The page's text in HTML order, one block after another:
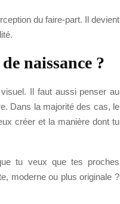
du faire-part. Il devient
naissance ?
Il faut aussi penser au
Dans la majorité des cas, le
créer et la manière dont tu
tu veux que tes proches
moderne ou plus originale ?